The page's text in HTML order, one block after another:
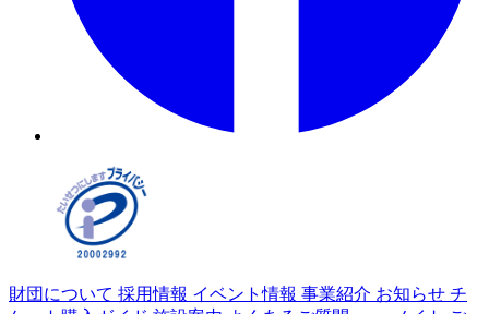
財団について 採用情報 イベント情報 事業紹介 お知らせ チ